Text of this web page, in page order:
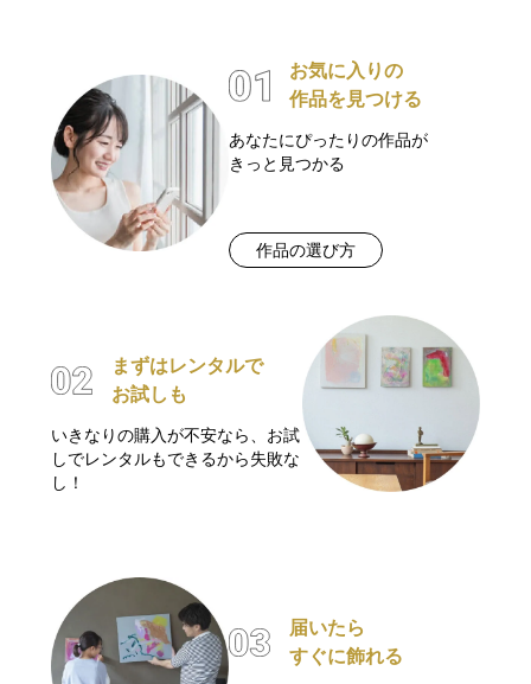
お気に入りの
作品を見つける
あなたにぴったりの作品が
きっと見つかる
作品の選び方
まずはレンタルで
お試しも
いきなりの購入が不安なら、お試
しでレンタルもできるから失敗な
し！
届いたら
すぐに飾れる